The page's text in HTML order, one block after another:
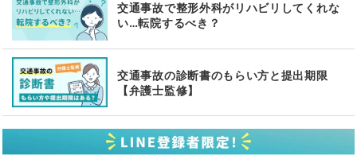
交通事故で整形外科がリハビリしてくれな
い…転院するべき？
交通事故の診断書のもらい方と提出期限
【弁護士監修】